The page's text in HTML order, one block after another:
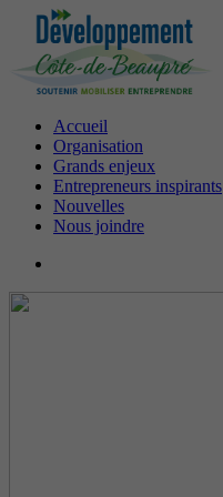
Accueil
Organisation
Grands enjeux
Entrepreneurs inspirants
Nouvelles
Nous joindre